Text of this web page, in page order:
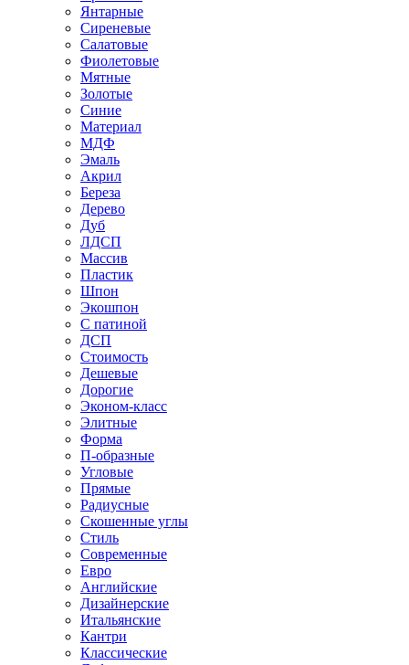
Янтарные
Сиреневые
Салатовые
Фиолетовые
Мятные
Золотые
Синие
Материал
МДФ
Эмаль
Акрил
Береза
Дерево
Дуб
ЛДСП
Массив
Пластик
Шпон
Экошпон
С патиной
ДСП
Стоимость
Дешевые
Дорогие
Эконом-класс
Элитные
Форма
П-образные
Угловые
Прямые
Радиусные
Скошенные углы
Стиль
Современные
Евро
Английские
Дизайнерские
Итальянские
Кантри
Классические